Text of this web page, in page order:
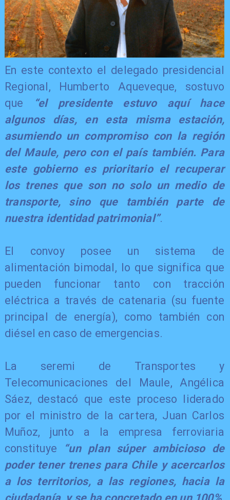
​En este contexto el delegado presidencial
Regional, Humberto Aqueveque, sostuvo
que
“el presidente estuvo aquí hace
algunos días, en esta misma estación,
asumiendo un compromiso con la región
del Maule, pero con el país también. Para
este gobierno es prioritario el recuperar
los trenes que son no solo un medio de
transporte, sino que también parte de
nuestra identidad patrimonial”.
​El convoy posee un sistema de
alimentación bimodal, lo que significa que
pueden funcionar tanto con tracción
eléctrica a través de catenaria (su fuente
principal de energía), como también con
diésel en caso de emergencias.
La seremi de Transportes y
Telecomunicaciones del Maule, Angélica
Sáez, destacó que este proceso liderado
por el ministro de la cartera, Juan Carlos
Muñoz, junto a la empresa ferroviaria
constituye
“un plan súper ambicioso de
poder tener trenes para Chile y acercarlos
a los territorios, a las regiones, hacia la